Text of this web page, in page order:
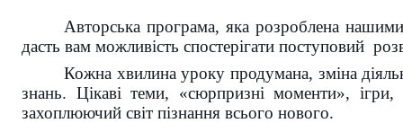
Авторська програма, яка розроблена
дасть вам можливість спостерігати поступовий
Кожна хвилина уроку продумана, зміна
знань. Цікаві теми, «сюрпризні моменти»,
захоплюючий світ пізнання всього нового.